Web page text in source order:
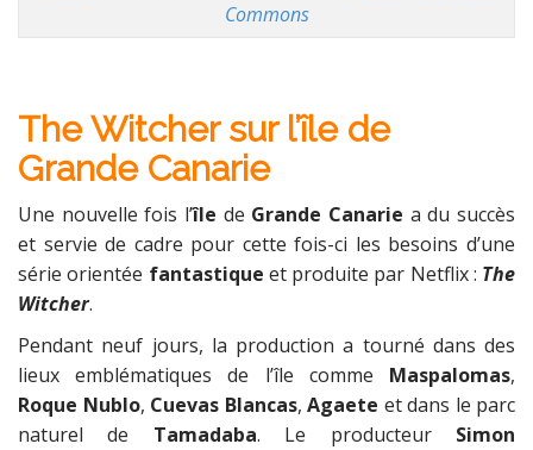
Commons
The Witcher sur l’île de
Grande Canarie
Une nouvelle fois l’île de Grande Canarie a du succès
et servie de cadre pour cette fois-ci les besoins d’une
série orientée fantastique et produite par Netflix : The
Witcher.
Pendant neuf jours, la production a tourné dans des
lieux emblématiques de l’île comme Maspalomas,
Roque Nublo, Cuevas Blancas, Agaete et dans le parc
naturel de Tamadaba. Le producteur Simon